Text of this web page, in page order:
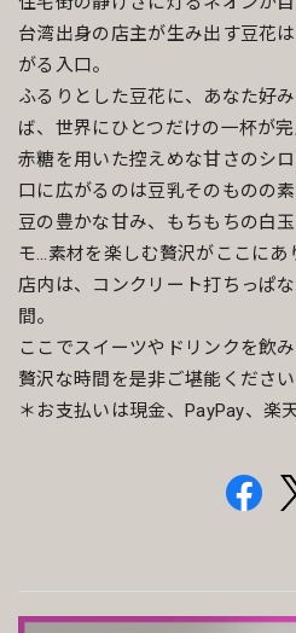
台湾出身の店主が生み出す豆花
がる入口。
ふるりとした豆花に、あなた好
ば、世界にひとつだけの一杯が完
赤糖を用いた控えめな甘さのシ
口に広がるのは豆乳そのものの素
豆の豊かな甘み、もちもちの白
モ…素材を楽しむ贅沢がここにあ
店内は、コンクリート打ちっぱ
間。
ここでスイーツやドリンクを飲
贅沢な時間を是非ご堪能ください
＊お支払いは現金、PayPay、楽